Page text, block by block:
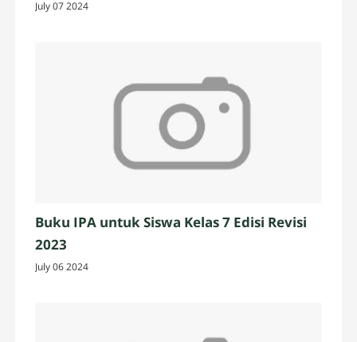
July 07 2024
Buku IPA untuk Siswa Kelas 7 Edisi Revisi
2023
July 06 2024